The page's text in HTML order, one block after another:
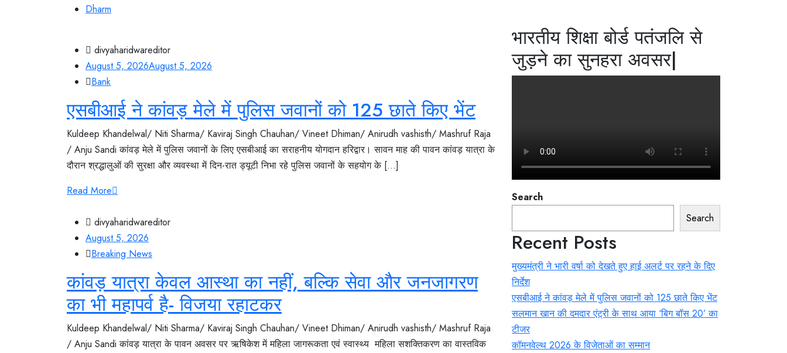
Dharm
divyaharidwareditor
August 5, 2026August 5, 2026
Bank
एसबीआई ने कांवड़ मेले में पुलिस जवानों को 125 छाते किए भेंट
Kuldeep Khandelwal/ Niti Sharma/ Kaviraj Singh Chauhan/ Vineet Dhiman/ Anirudh vashisth/ Mashruf Raja
/ Anju Sandi कांवड़ मेले में पुलिस जवानों के लिए एसबीआई का सराहनीय योगदान हरिद्वार। सावन माह की पावन कांवड़ यात्रा के
दौरान श्रद्धालुओं की सुरक्षा और व्यवस्था में दिन-रात ड्यूटी निभा रहे पुलिस जवानों के सहयोग के [...]
Read More
divyaharidwareditor
August 5, 2026
Breaking News
कांवड़ यात्रा केवल आस्था का नहीं, बल्कि सेवा और जनजागरण
का भी महापर्व है- विजया रहाटकर
Kuldeep Khandelwal/ Niti Sharma/ Kaviraj Singh Chauhan/ Vineet Dhiman/ Anirudh vashisth/ Mashruf Raja
/ Anju Sandi कांवड़ यात्रा के पावन अवसर पर ऋषिकेश में महिला जागरूकता एवं स्वास्थ्य महिला सशक्तिकरण का वास्तविक
भारतीय शिक्षा बोर्ड पतंजलि से
जुड़ने का सुनहरा अवसर|
Search
Search
Recent Posts
मुख्यमंत्री ने भारी वर्षा को देखते हुए हाई अलर्ट पर रहने के दिए
निर्देश
एसबीआई ने कांवड़ मेले में पुलिस जवानों को 125 छाते किए भेंट
सलमान खान की दमदार एंट्री के साथ आया ‘बिग बॉस 20’ का
टीजर
कॉमनवेल्थ 2026 के विजेताओं का सम्मान